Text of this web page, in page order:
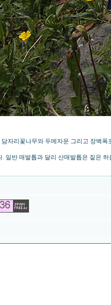
자리꽃나무와 두메자운 그리고 장백
일반 매발톱과 달리 산매발톱은 짙은